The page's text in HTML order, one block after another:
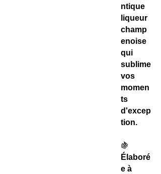
ntique
liqueur
champ
enoise
qui
sublime
vos
momen
ts
d'excep
tion.
🍇
Élaboré
e à